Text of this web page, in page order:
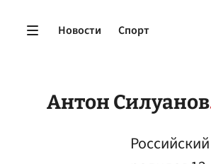
Новости Спорт
Антон Силуанов